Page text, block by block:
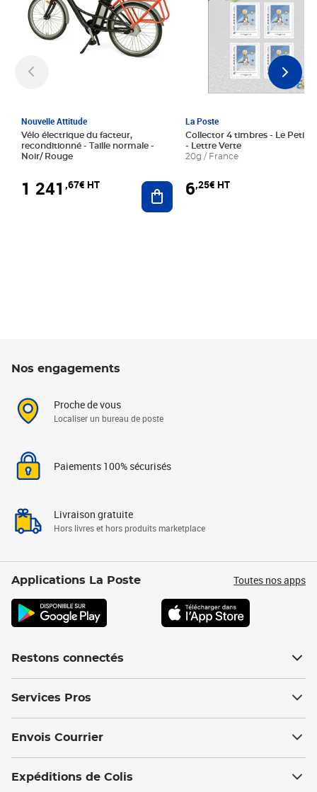
Nouvelle Attitude
Vélo électrique du facteur,
reconditionné - Taille normale -
Noir/ Rouge
1 241 ,67€ HT Ajouter au panier
La Poste
Collector 4 timbres - Le Petit
- Lettre Verte
20g / France
6,25€ HT
Nos engagements
Proche de vous
Localiser un bureau de poste
Paiements 100% sécurisés
Livraison gratuite
Hors livres et hors produits marketplace
Applications La Poste Toutes nos apps
Restons connectés
Services Pros
Envois Courrier
Expéditions de Colis